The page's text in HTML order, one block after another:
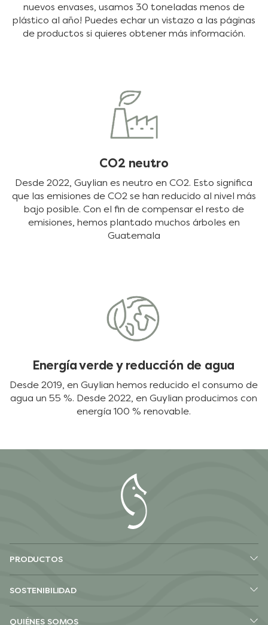
nuevos envases, usamos 30 toneladas menos de
plástico al año! Puedes echar un vistazo a las páginas
de productos si quieres obtener más información.
CO2 neutro
Desde 2022, Guylian es neutro en CO2. Esto significa
que las emisiones de CO2 se han reducido al nivel más
bajo posible. Con el fin de compensar el resto de
emisiones, hemos plantado muchos árboles en
Guatemala
Energía verde y reducción de agua
Desde 2019, en Guylian hemos reducido el consumo de
agua un 55 %. Desde 2022, en Guylian producimos con
energía 100 % renovable.
PRODUCTOS
SOSTENIBILIDAD
QUIÉNES SOMOS